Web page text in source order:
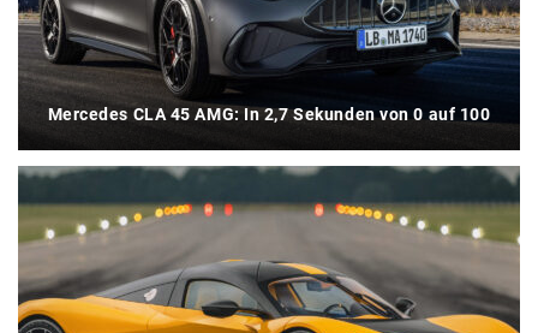
Mercedes CLA 45 AMG: In 2,7 Sekunden von 0 auf 100